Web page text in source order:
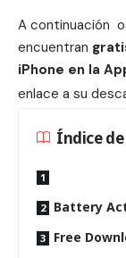
A continuación
encuentran
iPhone en la
enlace a su
Índice
Battery
Free